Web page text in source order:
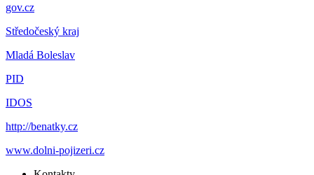
gov.cz
Středočeský kraj
Mladá Boleslav
PID
IDOS
http://benatky.cz
www.dolni-pojizeri.cz